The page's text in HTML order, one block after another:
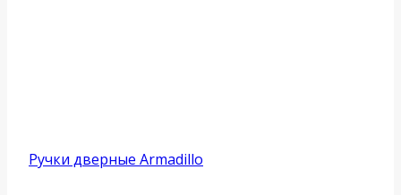
Ручки дверные Armadillo